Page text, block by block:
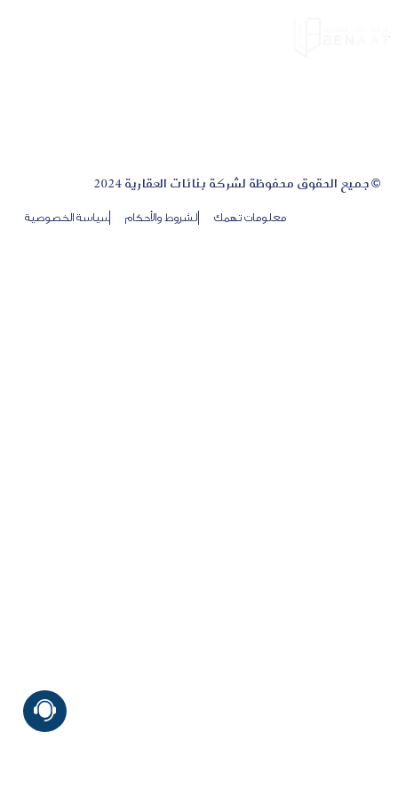
© جميع الحقوق محفوظة لشركة بنائات العقارية 2024
معلومات تهمك الشروط والأحكام سياسة الخصوصية